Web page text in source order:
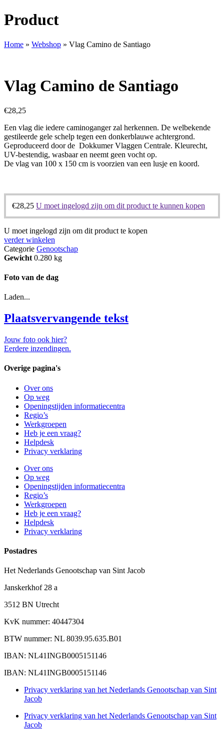
Product
Home » Webshop » Vlag Camino de Santiago
Vlag Camino de Santiago
€28,25
Een vlag die iedere caminoganger zal herkennen. De welbekende
gestileerde gele schelp tegen een donkerblauwe achtergrond.
Geproduceerd door de Dokkumer Vlaggen Centrale. Kleurecht,
UV-bestendig, wasbaar en neemt geen vocht op.
De vlag van 100 x 150 cm is voorzien van een lusje en koord.
€28,25 U moet ingelogd zijn om dit product te kunnen kopen
U moet ingelogd zijn om dit product te kopen
verder winkelen
Categorie Genootschap
Gewicht 0.280 kg
Foto van de dag
Laden...
Plaatsvervangende tekst
Jouw foto ook hier?
Eerdere inzendingen.
Overige pagina's
Over ons
Op weg
Openingstijden informatiecentra
Regio’s
Werkgroepen
Heb je een vraag?
Helpdesk
Privacy verklaring
Over ons
Op weg
Openingstijden informatiecentra
Regio’s
Werkgroepen
Heb je een vraag?
Helpdesk
Privacy verklaring
Postadres
Het Nederlands Genootschap van Sint Jacob
Janskerkhof 28 a
3512 BN Utrecht
KvK nummer: 40447304
BTW nummer: NL 8039.95.635.B01
IBAN: NL41INGB0005151146
IBAN: NL41INGB0005151146
Privacy verklaring van het Nederlands Genootschap van Sint
Jacob
Privacy verklaring van het Nederlands Genootschap van Sint
Jacob